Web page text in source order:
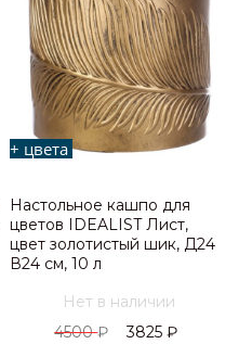
+ цвета
Настольное кашпо для
цветов IDEALIST Лист,
цвет золотистый шик, Д24
В24 см, 10 л
Нет в наличии
4500₽ 3825₽